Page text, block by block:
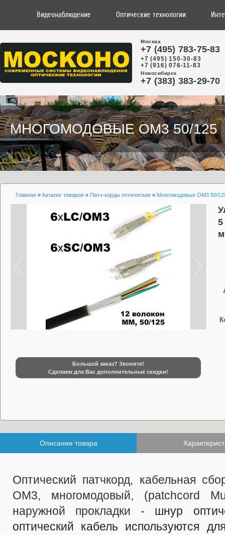
Видеонаблюдение Оптические технологии
Москва
+7 (495) 783-75-83
+7 (495) 150-30-83
+7 (916) 076-11-83
Новосибирск
+7 (383) 383-29-70
МНОГОМОДОВЫЕ OM3 50/125
Главная » Каталог товаров » Патч-корды оптические » Многомодовые OM3 50/
Большой заказ? Звоните!
Сделаем для Вас дополнительные скидки!
5
Описание товара
Оптический патчкорд, кабельная
OM3, многомодовый, (patchcord
наружной прокладки - шнур
оптический кабель используются